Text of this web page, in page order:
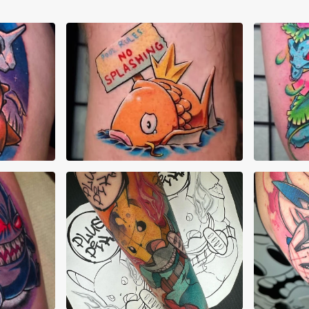
Abraham Quintero
AJ Pehowski AJ